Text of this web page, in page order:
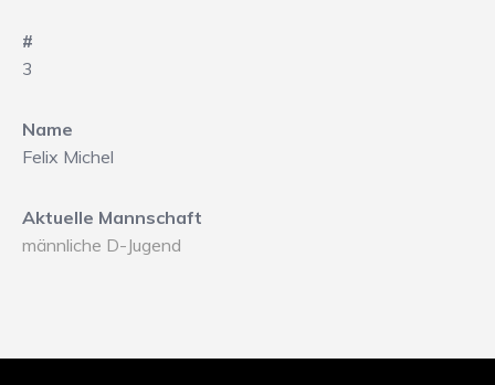
#
3
Name
Felix Michel
Aktuelle Mannschaft
männliche D-Jugend